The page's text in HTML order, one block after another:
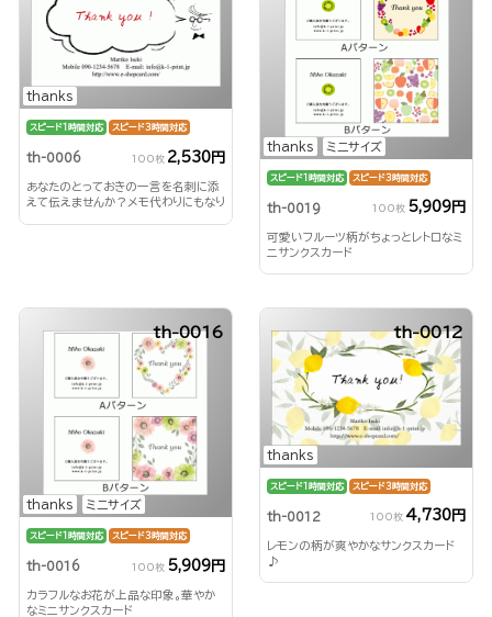
thanks
スピード1時間対応 スピード3時間対応
th-0006 100枚 2,530円
あなたのとっておきの一言を名刺に添
えて伝えませんか？メモ代わりにもなり
thanks ミニサイズ
スピード1時間対応 スピード3時間対応
th-0019 100枚 5,909円
可愛いフルーツ柄がちょっとレトロなミ
ニサンクスカード
thanks ミニサイズ
th-0016
スピード1時間対応 スピード3時間対応
th-0016 100枚 5,909円
カラフルなお花が上品な印象。華やか
なミニサンクスカード
thanks
th-0012
スピード1時間対応 スピード3時間対応
th-0012 100枚 4,730円
レモンの柄が爽やかなサンクスカード
♪